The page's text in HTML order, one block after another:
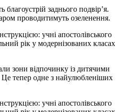
заднього подвір’я.
проводитимуть озеленення.
зони відпочинку із дитячими
тепер одне з найулюбленіших